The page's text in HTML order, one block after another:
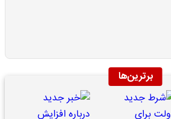
برترین‌ها